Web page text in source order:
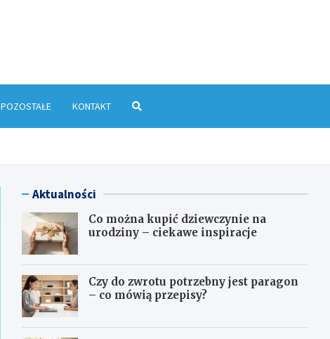
POZOSTAŁE KONTAKT
Aktualności
Co można kupić dziewczynie na
urodziny – ciekawe inspiracje
Czy do zwrotu potrzebny jest paragon
– co mówią przepisy?